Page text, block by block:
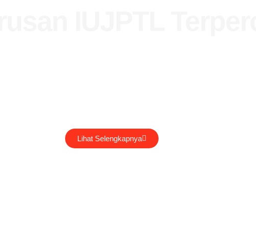
Lihat Selengkapnya